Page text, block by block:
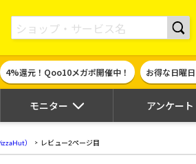
めて現金やギフト券に交換できるポイントサイト | ハ
4%還元！Qoo10メガポ開催中！ お得な日曜
モニター アンケート
） レビュー2ページ目